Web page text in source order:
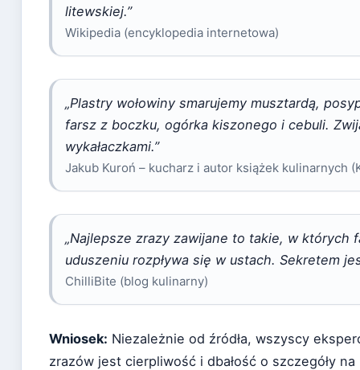
litewskiej.”
Wikipedia (encyklopedia internetowa)
„Plastry wołowiny smarujemy musztardą,
farsz z boczku, ogórka kiszonego i cebuli.
wykałaczkami.”
Jakub Kuroń – kucharz i autor książek kulinarnych
„Najlepsze zrazy zawijane to takie, w których
uduszeniu rozpływa się w ustach. Sekretem
ChilliBite (blog kulinarny)
Wniosek: Niezależnie od źródła, wszyscy
zrazów jest cierpliwość i dbałość o szczegóły